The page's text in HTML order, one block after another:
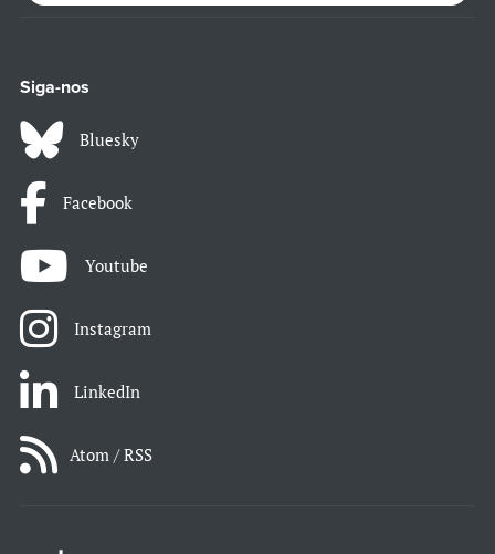
Siga-nos
Bluesky
Facebook
Youtube
Instagram
LinkedIn
Atom / RSS